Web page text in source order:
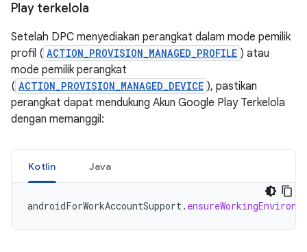
Play terkelola
Setelah DPC menyediakan perangkat dalam mode pemilik
profil ( ACTION_PROVISION_MANAGED_PROFILE ) atau
mode pemilik perangkat
( ACTION_PROVISION_MANAGED_DEVICE ), pastikan
perangkat dapat mendukung Akun Google Play Terkelola
dengan memanggil:
Kotlin Java
androidForWorkAccountSupport.